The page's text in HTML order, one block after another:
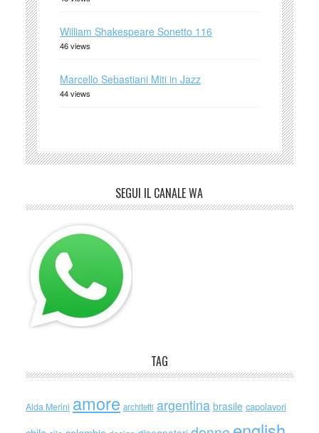
William Shakespeare Sonetto 116
46 views
Marcello Sebastiani Miti in Jazz
44 views
SEGUI IL CANALE WA
TAG
Alda Merini amore architetti argentina brasile capolavori